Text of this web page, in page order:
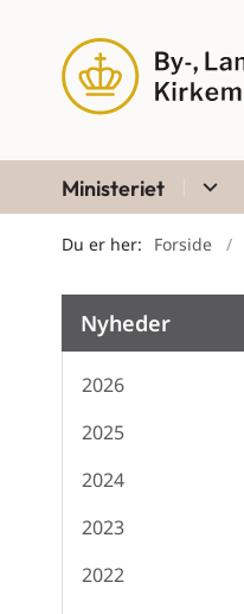
Ministeriet
Du er her: Forside
Nyheder
2026
2025
2024
2023
2022